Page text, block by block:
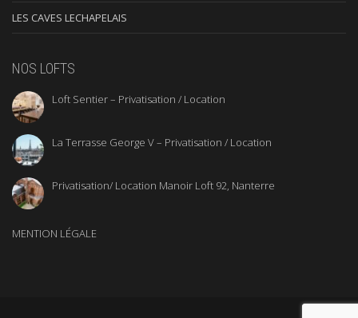
LES CAVES LECHAPELAIS
NOS LOFTS
Loft Sentier – Privatisation / Location
La Terrasse George V – Privatisation / Location
Privatisation/ Location Manoir Loft 92, Nanterre
MENTION LÉGALE